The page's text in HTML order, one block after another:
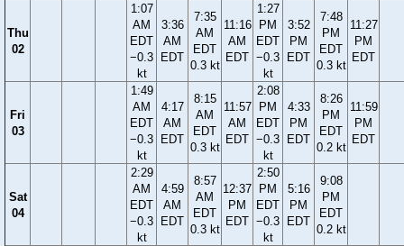
Thu
02
1:07
AM
EDT
−0.3
kt
3:36
AM
EDT
7:35
AM
EDT
0.3 kt
11:16
AM
EDT
1:27
PM
EDT
−0.3
kt
3:52
PM
EDT
7:48
PM
EDT
0.3 kt
11:27
PM
EDT
Fri
03
1:49
AM
EDT
−0.3
kt
4:17
AM
EDT
8:15
AM
EDT
0.3 kt
11:57
AM
EDT
2:08
PM
EDT
−0.3
kt
4:33
PM
EDT
8:26
PM
EDT
0.2 kt
11:59
PM
EDT
Sat
04
2:29
AM
EDT
−0.3
kt
4:59
AM
EDT
8:57
AM
EDT
0.3 kt
12:37
PM
EDT
2:50
PM
EDT
−0.3
kt
5:16
PM
EDT
9:08
PM
EDT
0.2 kt